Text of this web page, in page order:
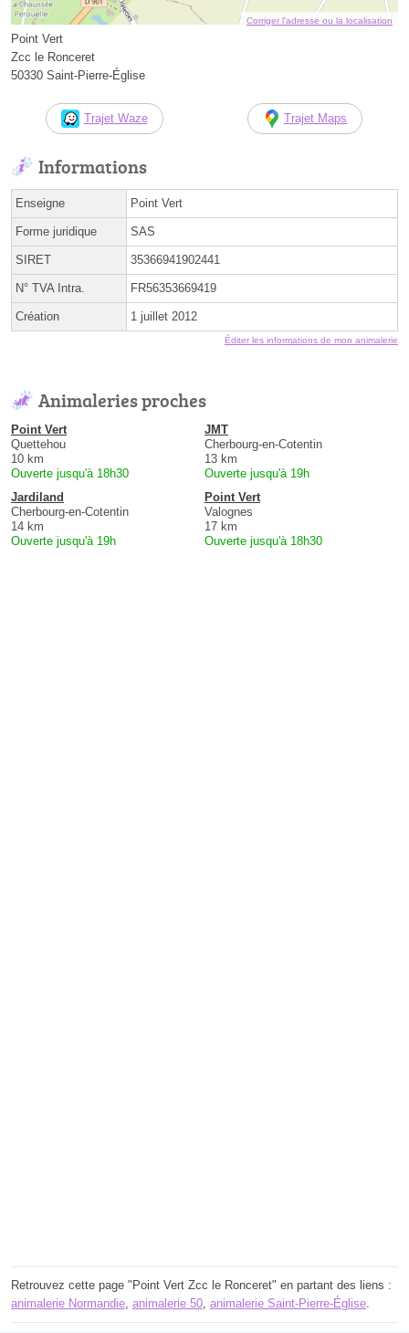
Corriger l’adresse ou la localisation
Point Vert
Zcc le Ronceret
50330 Saint-Pierre-Église
Trajet Waze Trajet Maps
Informations
Enseigne Point Vert
Forme juridique SAS
SIRET 35366941902441
N° TVA Intra. FR56353669419
Création 1 juillet 2012
Éditer les informations de mon animalerie
Animaleries proches
Point Vert
Quettehou
10 km
Ouverte jusqu'à 18h30
JMT
Cherbourg-en-Cotentin
13 km
Ouverte jusqu'à 19h
Jardiland
Cherbourg-en-Cotentin
14 km
Ouverte jusqu'à 19h
Point Vert
Valognes
17 km
Ouverte jusqu'à 18h30
Retrouvez cette page "Point Vert Zcc le Ronceret" en partant des liens :
animalerie Normandie animalerie 50 animalerie Saint-Pierre-Église